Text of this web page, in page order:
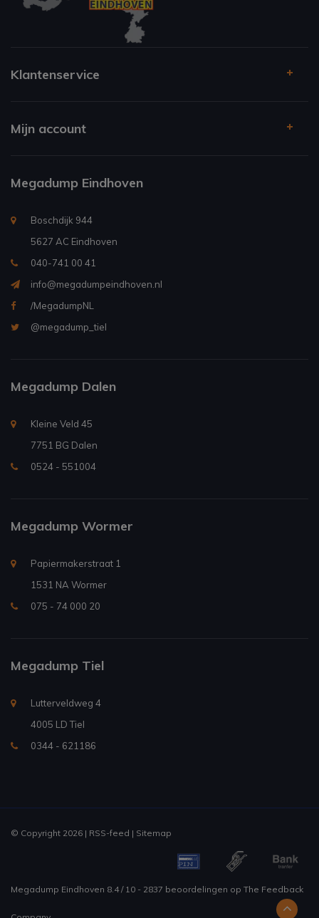
Klantenservice
Mijn account
Megadump Eindhoven
Boschdijk 944
5627 AC Eindhoven
040-741 00 41
info@megadumpeindhoven.nl
/MegadumpNL
@megadump_tiel
Megadump Dalen
Kleine Veld 45
7751 BG Dalen
0524 - 551004
Megadump Wormer
Papiermakerstraat 1
1531 NA Wormer
075 - 74 000 20
Megadump Tiel
Lutterveldweg 4
4005 LD Tiel
0344 - 621186
© Copyright 2026 | RSS-feed | Sitemap
Megadump Eindhoven 8.4/ 10 - 2837 beoordelingen op The Feedback